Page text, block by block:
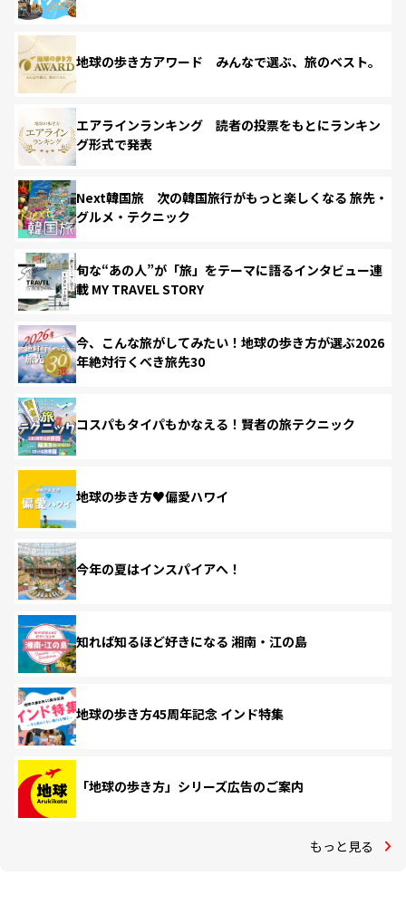
地球の歩き方アワード みんなで選ぶ、旅のベスト。
エアラインランキング 読者の投票をもとにランキン
グ形式で発表
Next韓国旅 次の韓国旅行がもっと楽しくなる 旅先・
グルメ・テクニック
旬な“あの人”が「旅」をテーマに語るインタビュー連
載 MY TRAVEL STORY
今、こんな旅がしてみたい！地球の歩き方が選ぶ2026
年絶対行くべき旅先30
コスパもタイパもかなえる！賢者の旅テクニック
地球の歩き方♥偏愛ハワイ
今年の夏はインスパイアへ！
知れば知るほど好きになる 湘南・江の島
地球の歩き方45周年記念 インド特集
「地球の歩き方」シリーズ広告のご案内
もっと見る